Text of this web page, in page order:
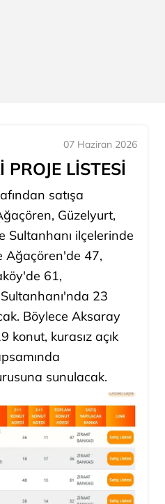
07 Haziran 2026
LİSTESİ
satışa
Güzelyurt,
Sultanhanı ilçelerinde
Ağaçören'de 47,
61,
23
Böylece Aksaray
konut, kurasız açık
sunulacak.